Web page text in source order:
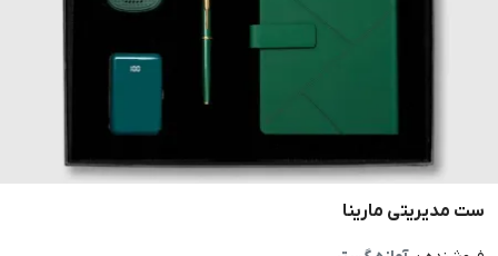
ست مدیریتی مارینا